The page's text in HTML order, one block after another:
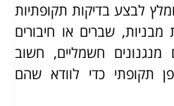
לבצע בדיקות תקופתיות
מבניות, שברים או חיבורים
מנגנונים חשמליים, חשוב
תקופתי כדי לוודא שהם